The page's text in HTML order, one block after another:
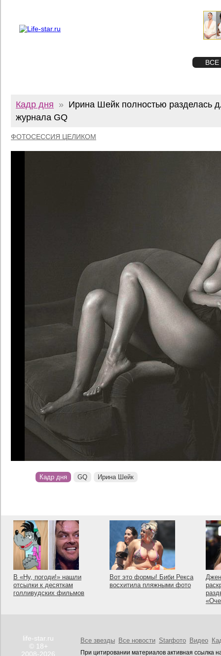
ВСЕ
Кадр дня » Ирина Шейк полностью разделась
журнала GQ
ФОТОСЕССИЯ ЦЕЛИКОМ
Кадр дня GQ Ирина Шейк
В «Ну, погоди!» нашли
отсылки к десяткам
голливудских фильмов
Вот это формы! Биби Рекса
восхитила пляжными фото
life-star.ru
© 18+
2008-2026
Все звезды Все новости Starфото Видео
При цитировании материалов активная ссылка